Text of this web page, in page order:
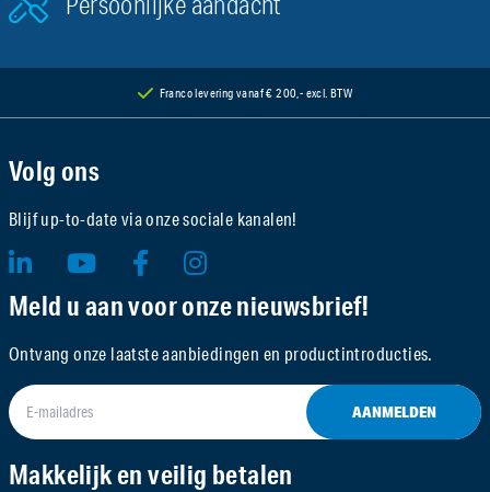
Franco levering vanaf € 200,- excl. BTW
Volg ons
Blijf up-to-date via onze sociale kanalen!
Meld u aan voor onze nieuwsbrief!
Ontvang onze laatste aanbiedingen en productintroducties.
AANMELDEN
Makkelijk en veilig betalen